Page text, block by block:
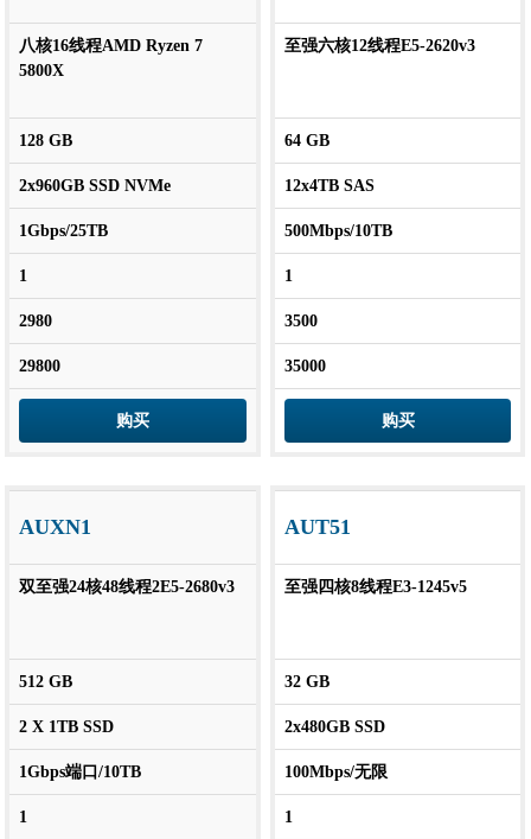
八核16线程AMD Ryzen 7
5800X
128 GB
2x960GB SSD NVMe
1Gbps/25TB
1
2980
29800
购买
至强六核12线程E5-2620v3
64 GB
12x4TB SAS
500Mbps/10TB
1
3500
35000
购买
AUXN1
双至强24核48线程2E5-2680v3
512 GB
2 X 1TB SSD
1Gbps端口/10TB
1
AUT51
至强四核8线程E3-1245v5
32 GB
2x480GB SSD
100Mbps/无限
1